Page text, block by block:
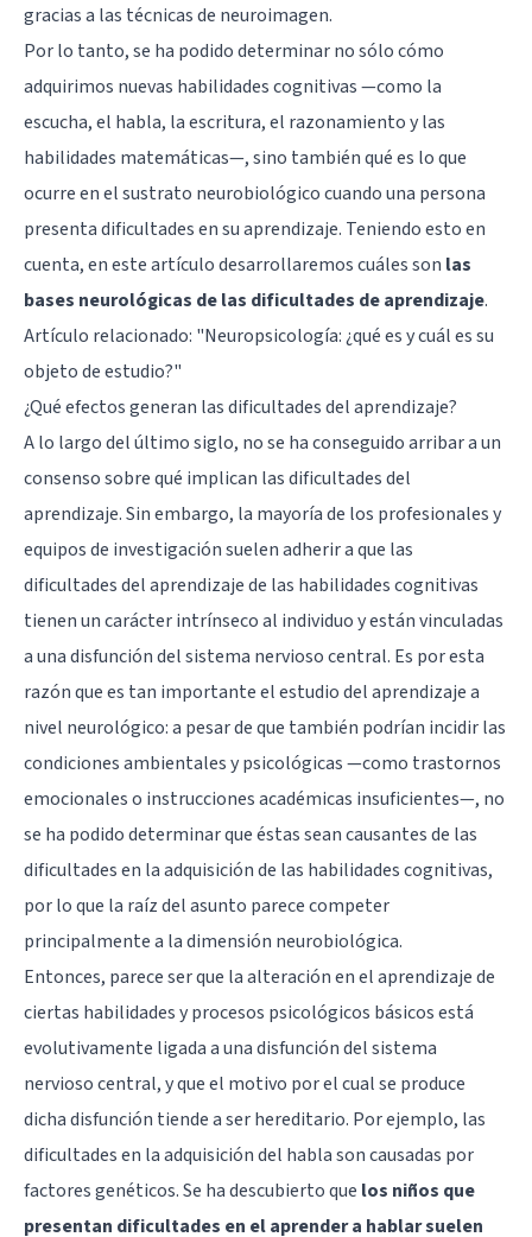
gracias a las técnicas de neuroimagen.
Por lo tanto, se ha podido determinar no sólo cómo
adquirimos nuevas habilidades cognitivas —como la
escucha, el habla, la escritura, el razonamiento y las
habilidades matemáticas—, sino también qué es lo que
ocurre en el sustrato neurobiológico cuando una persona
presenta dificultades en su aprendizaje. Teniendo esto en
cuenta, en este artículo desarrollaremos cuáles son las
bases neurológicas de las dificultades de aprendizaje.
Artículo relacionado: "Neuropsicología: ¿qué es y cuál es su
objeto de estudio?"
¿Qué efectos generan las dificultades del aprendizaje?
A lo largo del último siglo, no se ha conseguido arribar a un
consenso sobre qué implican las dificultades del
aprendizaje. Sin embargo, la mayoría de los profesionales y
equipos de investigación suelen adherir a que las
dificultades del aprendizaje de las habilidades cognitivas
tienen un carácter intrínseco al individuo y están vinculadas
a una disfunción del sistema nervioso central. Es por esta
razón que es tan importante el estudio del aprendizaje a
nivel neurológico: a pesar de que también podrían incidir las
condiciones ambientales y psicológicas —como trastornos
emocionales o instrucciones académicas insuficientes—, no
se ha podido determinar que éstas sean causantes de las
dificultades en la adquisición de las habilidades cognitivas,
por lo que la raíz del asunto parece competer
principalmente a la dimensión neurobiológica.
Entonces, parece ser que la alteración en el aprendizaje de
ciertas habilidades y procesos psicológicos básicos está
evolutivamente ligada a una disfunción del sistema
nervioso central, y que el motivo por el cual se produce
dicha disfunción tiende a ser hereditario. Por ejemplo, las
dificultades en la adquisición del habla son causadas por
factores genéticos. Se ha descubierto que los niños que
presentan dificultades en el aprender a hablar suelen